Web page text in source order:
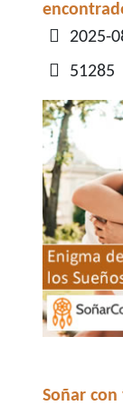
Detalles
2025-
51285
Soñar